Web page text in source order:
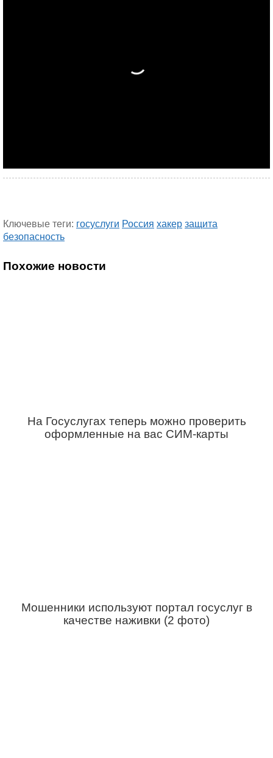
Ключевые теги: госуслуги Россия хакер защита
безопасность
Похожие новости
На Госуслугах теперь можно проверить
оформленные на вас СИМ-карты
Мошенники используют портал госуслуг в
качестве наживки (2 фото)